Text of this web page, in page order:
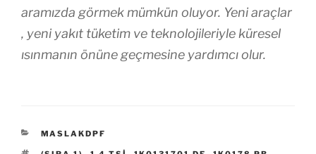
aramızda görmek mümkün oluyor. Yeni araçlar
, yeni yakıt tüketim ve teknolojileriyle küresel
ısınmanın önüne geçmesine yardımcı olur.
KATEGORILER
MASLAKDPF